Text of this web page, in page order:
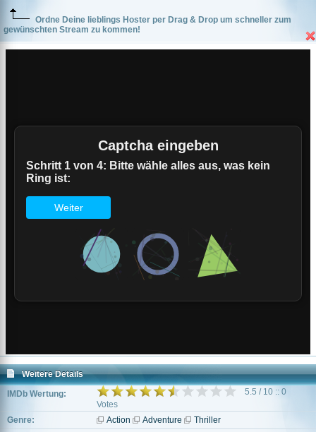
Ordne Deine lieblings Hoster per Drag & Drop um schneller zum
gewünschten Stream zu kommen!
Weitere Details
IMDb Wertung:
5.5 / 10 :: 0
Votes
Genre:
Action Adventure
Thriller